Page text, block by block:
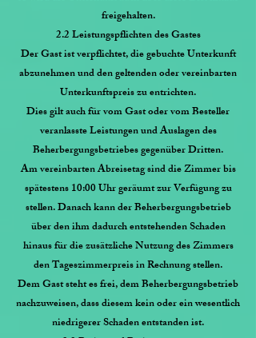
freigehalten.
2.2 Leistungspflichten des Gastes
Der Gast ist verpflichtet, die gebuchte Unterkunft
abzunehmen und den geltenden oder vereinbarten
Unterkunftspreis zu entrichten.
Dies gilt auch für vom Gast oder vom Besteller
veranlasste Leistungen und Auslagen des
Beherbergungsbetriebes gegenüber Dritten.
Am vereinbarten Abreisetag sind die Zimmer bis
spätestens 10:00 Uhr geräumt zur Verfügung zu
stellen. Danach kann der Beherbergungsbetrieb
über den ihm dadurch entstehenden Schaden
hinaus für die zusätzliche Nutzung des Zimmers
den Tageszimmerpreis in Rechnung stellen.
Dem Gast steht es frei, dem Beherbergungsbetrieb
nachzuweisen, dass diesem kein oder ein wesentlich
niedrigerer Schaden entstanden ist.